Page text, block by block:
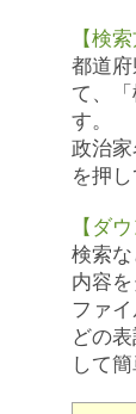
【検
都道
て、
す。
政治
を押し
【ダ
検索
内容を
ファ
どの
して